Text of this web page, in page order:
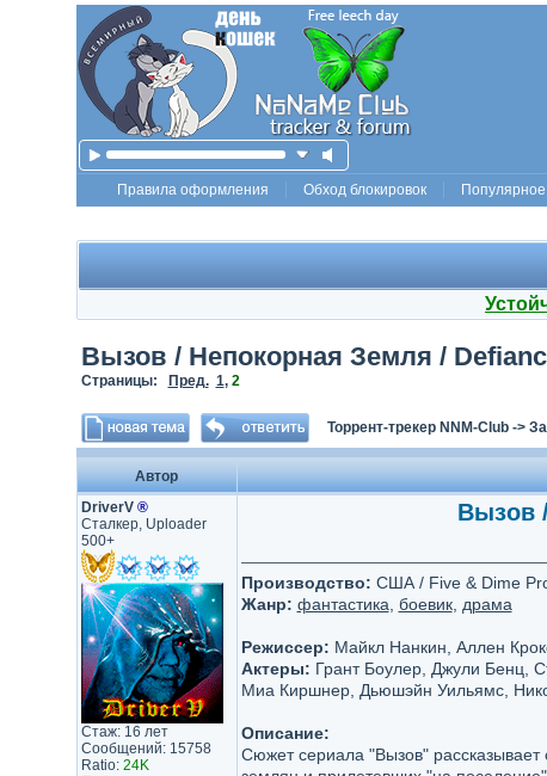
Правила оформления Обход блокировок Популярное
Вызов / Непокорная Земля /
Страницы: Пред. 1, 2
Торрент-трекер NNM-Club->
Автор
DriverV ®
Сталкер, Uploader
500+
Стаж: 16 лет
Сообщений: 15758
Ratio: 24K
Вызов
Производство: США / Five & Dime
Жанр: фантастика боевик, драма
Режиссер: Майкл Нанкин, Аллен
Актеры: Грант Боулер, Джули Бенц,
Миа Киршнер, Дьюшэйн Уильямс,
Описание:
Сюжет сериала "Вызов"